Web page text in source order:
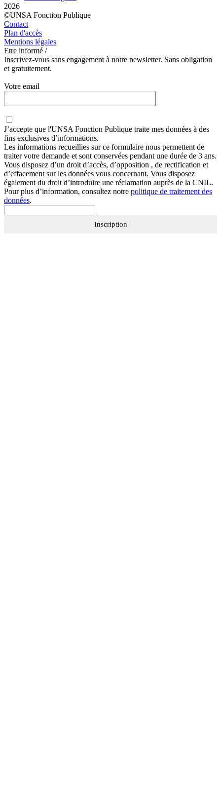
2026
©UNSA Fonction Publique
Contact
Plan d'accès
Mentions légales
Etre informé /
Inscrivez-vous sans engagement à notre newsletter. Sans obligation
et gratuitement.
Votre email
J’accepte que l'UNSA Fonction Publique traite mes données à des
fins exclusives d’informations.
Les informations recueillies sur ce formulaire nous permettent de
traiter votre demande et sont conservées pendant une durée de 3 ans.
Vous disposez d’un droit d’accès, d’opposition , de rectification et
d’effacement sur les données vous concernant. Vous disposez
également du droit d’introduire une réclamation auprès de la CNIL.
Pour plus d’information, consultez notre politique de traitement des
données.
Inscription